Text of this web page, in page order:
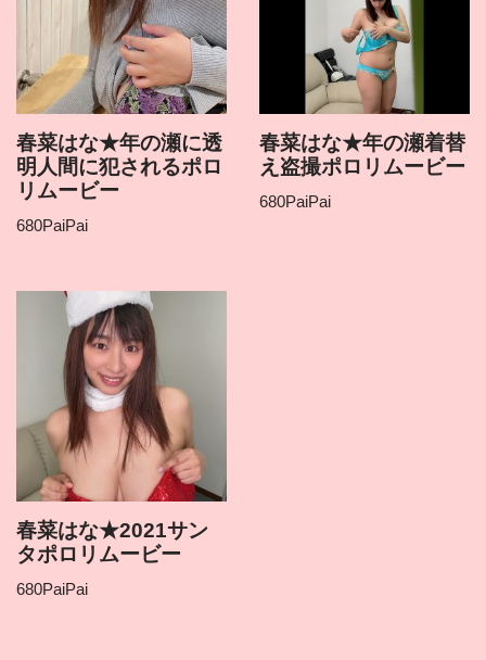
春菜はな★年の瀬に透
明人間に犯されるポロ
リムービー
680PaiPai
春菜はな★年の瀬着替
え盗撮ポロリムービー
680PaiPai
春菜はな★2021サン
タポロリムービー
680PaiPai